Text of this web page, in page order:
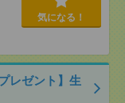
気になる！
レゼント】生